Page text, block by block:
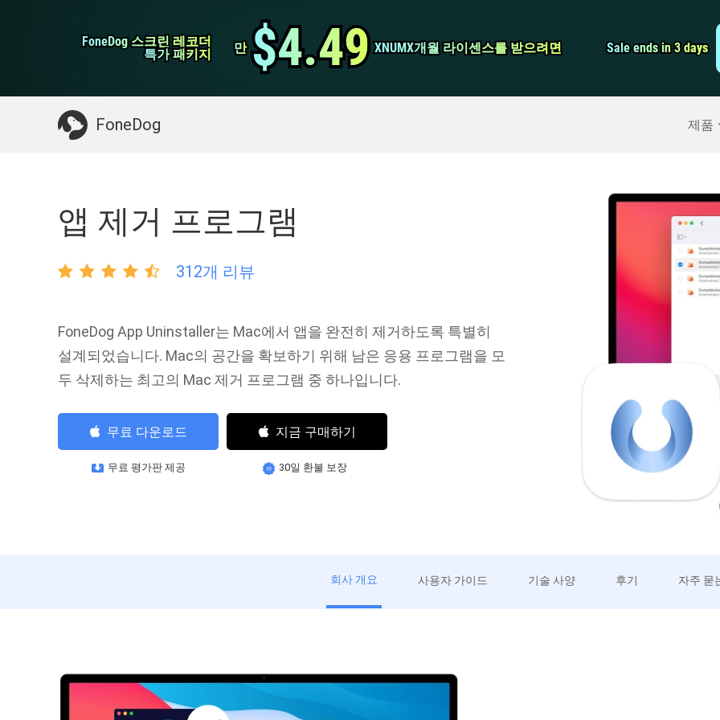
FoneDog 스크린 레코더
FoneDog 스크린 레코더
특가 패키지
특가 패키지 만
만 $4.49
$4.49 XNUMX개월 라이센스를 받으려면
XNUMX개월 라이센스를 받으려면 Sale ends in 3 days
Sale ends in 3 days
FoneDog 제품
iPhone 클리너 스크린 레코더
필요한 것 : Mac 정리
앱 제거 프로그램
312개 리뷰
FoneDog App Uninstaller는 Mac에서 앱을 완전히 제거하도록 특별히
설계되었습니다. Mac의 공간을 확보하기 위해 남은 응용 프로그램을 모
두 삭제하는 최고의 Mac 제거 프로그램 중 하나입니다.
무료 다운로드
무료 평가판 제공
지금 구매하기
30일 환불 보장
회사 개요 사용자 가이드 기술 사양 후기 자주 묻